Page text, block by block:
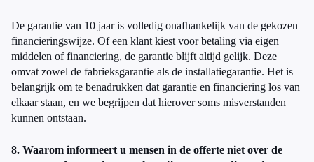
De garantie van 10 jaar is volledig onafhankelijk van de gekozen
financieringswijze. Of een klant kiest voor betaling via eigen
middelen of financiering, de garantie blijft altijd gelijk. Deze
omvat zowel de fabrieksgarantie als de installatiegarantie. Het is
belangrijk om te benadrukken dat garantie en financiering los van
elkaar staan, en we begrijpen dat hierover soms misverstanden
kunnen ontstaan.
8. Waarom informeert u mensen in de offerte niet over de